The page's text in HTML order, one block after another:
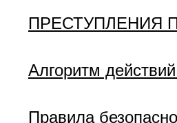
ПРЕСТУПЛЕНИЯ
Алгоритм
Правила